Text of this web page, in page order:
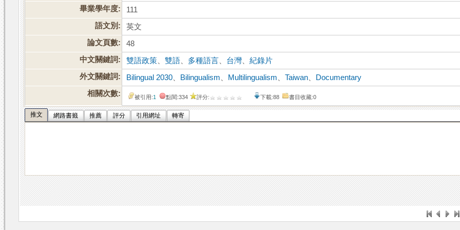
畢業學年度:
111
語文別:
英文
論文頁數:
48
中文關鍵詞:
雙語政策 、雙語 多種語言 台灣 、紀錄片
外文關鍵詞:
Bilingual 2030 Bilingualism Multilingualism 、Taiwan
Documentary
相關次數:
被引用:1 點閱:334 評分: 下載:88 書目收藏:0
推文 網路書籤 推薦 評分 引用網址 轉寄